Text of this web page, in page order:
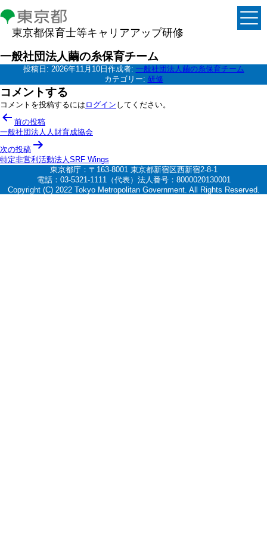
東京都保育士等キャリアアップ研修
一般社団法人繭の糸保育チーム
投稿日: 2026年11月10日 作成者: 一般社団法人繭の糸保育チーム
カテゴリー: 研修
コメントする
コメントを投稿するには ログイン してください。
投
稿
ナ
ビ
ー
前の投稿
一般社団法人人財育成協会
次の投稿
特定非営利活動法人SRF Wings
東京都庁：〒163-8001 東京都新宿区西新宿2-8-1
電話：03-5321-1111（代表）法人番号：8000020130001
Copyright (C) 2022 Tokyo Metropolitan Government. All Rights Reserved.